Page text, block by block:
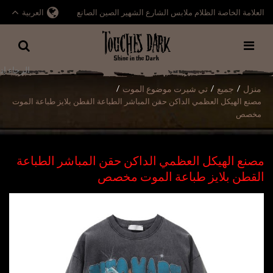
العلامة الخاصة الظلام ملابس الشارع الشهير الصين الصانع العربية
منزل / جميع / تي شيرت موضوع الموت /
مصنع الهيكل العظمي الداكن حقن المباشر الطباعة القطن بلايز طباعة الموت
مخصص
مصنع الهيكل العظمي الداكن حقن المباشر الطباعة
القطن بلايز طباعة الموت مخصص